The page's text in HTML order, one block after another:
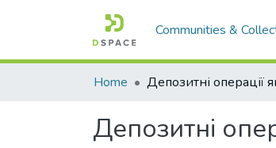
Communities &
Home
Депозитні